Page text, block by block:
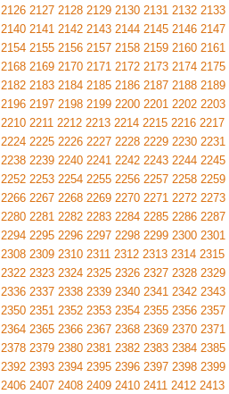
2126 2127 2128 2129 2130 2131 2132 2133
2140 2141 2142 2143 2144 2145 2146 2147
2154 2155 2156 2157 2158 2159 2160 2161
2168 2169 2170 2171 2172 2173 2174 2175
2182 2183 2184 2185 2186 2187 2188 2189
2196 2197 2198 2199 2200 2201 2202 2203
2210 2211 2212 2213 2214 2215 2216 2217
2224 2225 2226 2227 2228 2229 2230 2231
2238 2239 2240 2241 2242 2243 2244 2245
2252 2253 2254 2255 2256 2257 2258 2259
2266 2267 2268 2269 2270 2271 2272 2273
2280 2281 2282 2283 2284 2285 2286 2287
2294 2295 2296 2297 2298 2299 2300 2301
2308 2309 2310 2311 2312 2313 2314 2315
2322 2323 2324 2325 2326 2327 2328 2329
2336 2337 2338 2339 2340 2341 2342 2343
2350 2351 2352 2353 2354 2355 2356 2357
2364 2365 2366 2367 2368 2369 2370 2371
2378 2379 2380 2381 2382 2383 2384 2385
2392 2393 2394 2395 2396 2397 2398 2399
2406 2407 2408 2409 2410 2411 2412 2413